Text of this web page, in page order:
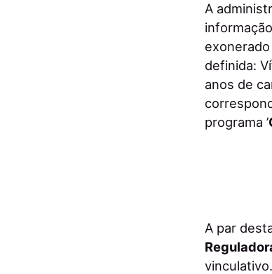
A
definida:
anos de
programa ’
A par